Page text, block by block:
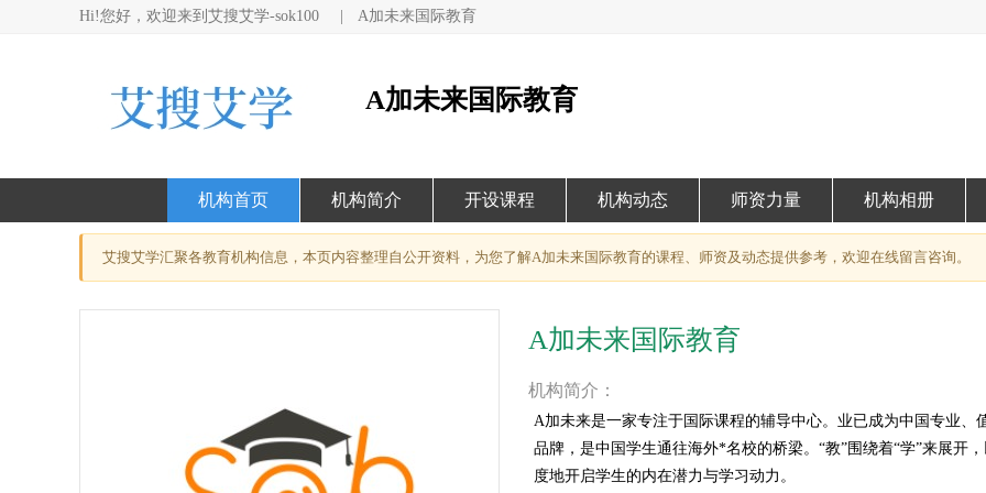
Hi!您好，欢迎来到艾搜艾学-sok100 A加未来国际教育
A加未来国际教育
机构首页 机构简介 开设课程 机构动态 师资力量 机构相册
艾搜艾学汇聚各教育机构信息，本页内容整理自公开资料，为您了解A加未来国际教育的课程、师资及动态提供参考，欢迎在线留言咨询。
A加未来国际教育
机构简介：
A加未来是一家专注于国际课程的辅导中心。业已成为中国专业、
品牌，是中国学生通往海外*名校的桥梁。“教”围绕着“学”来展开
度地开启学生的内在潜力与学习动力。